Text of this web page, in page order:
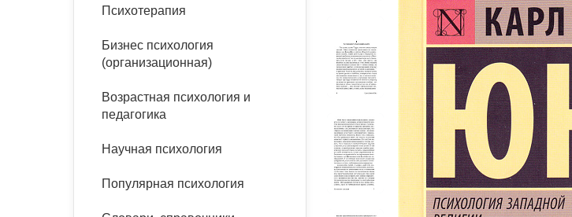
панические атаки
Психодрама
Сказкотерапия
психотерапии
Классический, эриксоновский
эргономика
Социальная психология
Психология развития
организационная психология
психоанализ
Психотерапия
Бизнес психология
(организационная)
Возрастная психология и
педагогика
Научная психология
Популярная психология